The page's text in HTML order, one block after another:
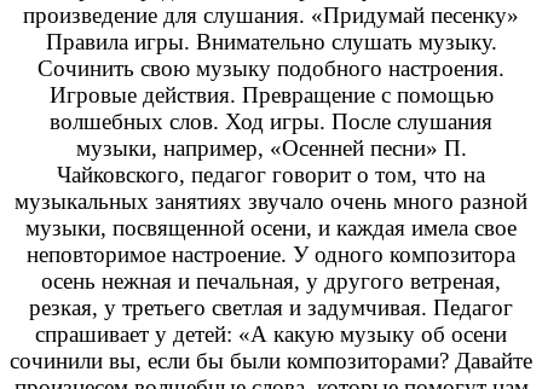
произведение для слушания. «Придумай песенку»
Правила игры. Внимательно слушать музыку.
Сочинить свою музыку подобного настроения.
Игровые действия. Превращение с помощью
волшебных слов. Ход игры. После слушания
музыки, например, «Осенней песни» П.
Чайковского, педагог говорит о том, что на
музыкальных занятиях звучало очень много разной
музыки, посвященной осени, и каждая имела свое
неповторимое настроение. У одного композитора
осень нежная и печальная, у другого ветреная,
резкая, у третьего светлая и задумчивая. Педагог
спрашивает у детей: «А какую музыку об осени
сочинили вы, если бы были композиторами? Давайте